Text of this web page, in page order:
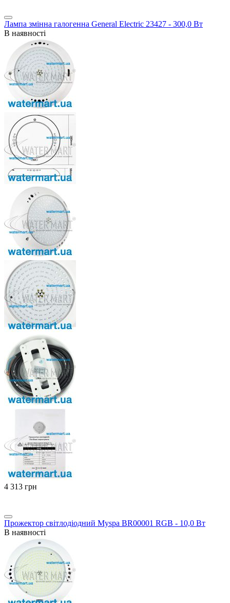
Лампа змінна галогенна General Electric 23427 - 300,0 Вт
В наявності
‍4 313‍ грн
Прожектор світлодіодний Myspa BR00001 RGB - 10,0 Вт
В наявності